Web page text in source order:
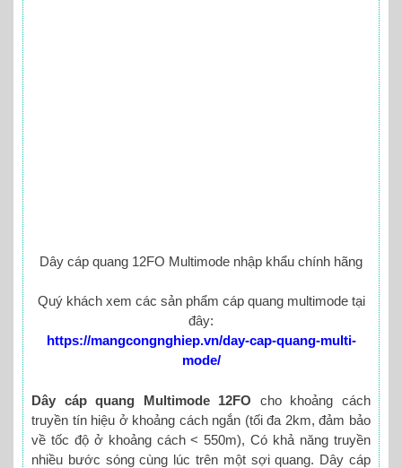
Dây cáp quang 12FO Multimode nhập khẩu chính hãng
Quý khách xem các sản phẩm cáp quang multimode tại
đây:
https://mangcongnghiep.vn/day-cap-quang-multi-
mode/
Dây cáp quang Multimode 12FO cho khoảng cách
truyền tín hiệu ở khoảng cách ngắn (tối đa 2km, đảm bảo
về tốc độ ở khoảng cách < 550m), Có khả năng truyền
nhiều bước sóng cùng lúc trên một sợi quang. Dây cáp